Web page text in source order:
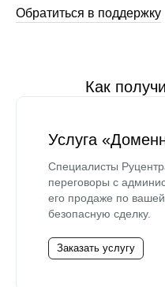
Обратиться в поддержку
Как
Услуга
Специалисты
переговоры с
его продаже по
безопасную сделку.
Заказать услугу